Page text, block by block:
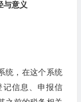
与意义
统，在这个系统
记信息、申报信